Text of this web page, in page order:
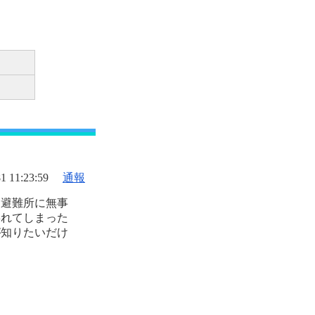
11:23:59 通報
難所に無事
てしまった
りたいだけ